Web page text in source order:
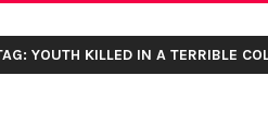
YOUTH KILLED IN A TERRIBLE